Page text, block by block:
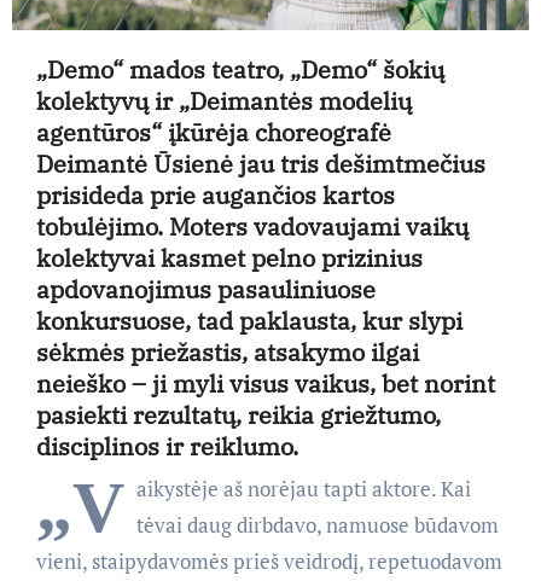
„Demo“ mados teatro, „Demo“ šokių
kolektyvų ir „Deimantės modelių
agentūros“ įkūrėja choreografė
Deimantė Ūsienė jau tris dešimtmečius
prisideda prie augančios kartos
tobulėjimo. Moters vadovaujami vaikų
kolektyvai kasmet pelno prizinius
apdovanojimus pasauliniuose
konkursuose, tad paklausta, kur slypi
sėkmės priežastis, atsakymo ilgai
neieško – ji myli visus vaikus, bet norint
pasiekti rezultatų, reikia griežtumo,
disciplinos ir reiklumo.
„V aikystėje aš norėjau tapti aktore. Kai
tėvai daug dirbdavo, namuose būdavom
vieni, staipydavomės prieš veidrodį, repetuodavom